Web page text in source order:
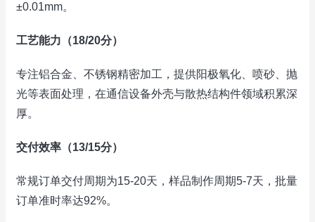
±0.01mm。
工艺能力（18/20分）
专注铝合金、不锈钢精密加工，提供阳极氧化、喷砂、抛
光等表面处理，在通信设备外壳与散热结构件领域积累深
厚。
交付效率（13/15分）
常规订单交付周期为15-20天，样品制作周期5-7天，批量
订单准时率达92%。